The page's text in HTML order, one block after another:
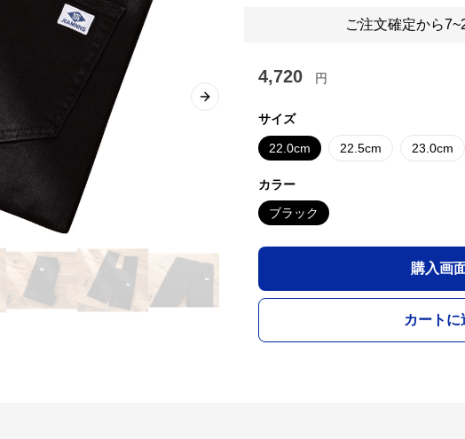
Next slide
ご注文確定から
4,720 円
サイズ
22.0cm 22.5cm 23.0cm
カラー
ブラック
購入画
カートに